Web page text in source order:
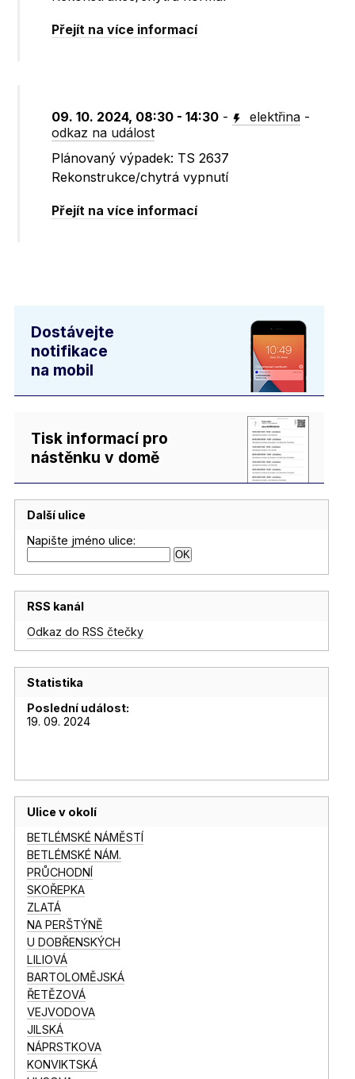
Přejít na více informací
09. 10. 2024, 08:30 - 14:30 - elektřina -
odkaz na událost
Plánovaný výpadek: TS 2637
Rekonstrukce/chytrá vypnutí
Přejít na více informací
Dostávejte
notifikace
na mobil
Tisk informací pro
nástěnku v domě
Další ulice
Napište jméno ulice:
RSS kanál
Odkaz do RSS čtečky
Statistika
Poslední událost:
19. 09. 2024
Ulice v okolí
BETLÉMSKÉ NÁMĚSTÍ
BETLÉMSKÉ NÁM.
PRŮCHODNÍ
SKOŘEPKA
ZLATÁ
NA PERŠTÝNĚ
U DOBŘENSKÝCH
LILIOVÁ
BARTOLOMĚJSKÁ
ŘETĚZOVÁ
VEJVODOVA
JILSKÁ
NÁPRSTKOVA
KONVIKTSKÁ